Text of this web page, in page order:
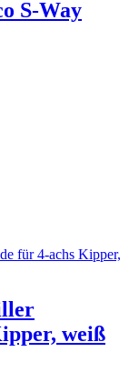
S-Way
weiß